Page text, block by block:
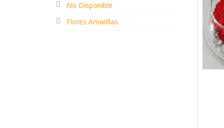
No Disponible
Flores Amarillas